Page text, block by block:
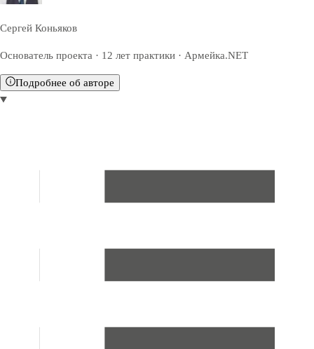
Сергей Коньяков
Основатель проекта · 12 лет практики · Армейка.NET
Подробнее об авторе